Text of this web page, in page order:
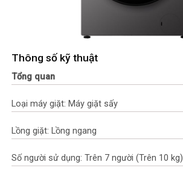
Thông số kỹ thuật
Tổng quan
Loại máy giặt: Máy giặt sấy
Lồng giặt: Lồng ngang
Số người sử dụng: Trên 7 người (Trên 10 kg)